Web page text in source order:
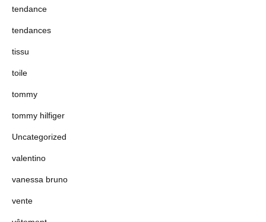
tendance
tendances
tissu
toile
tommy
tommy hilfiger
Uncategorized
valentino
vanessa bruno
vente